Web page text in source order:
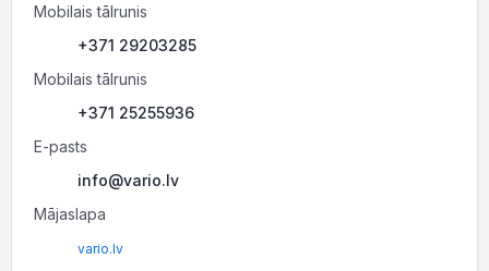
Mobilais tālrunis
+371 29203285
Mobilais tālrunis
+371 25255936
E-pasts
info@vario.lv
Mājaslapa
vario.lv